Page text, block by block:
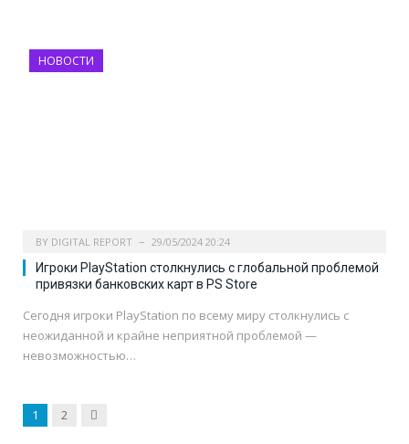
НОВОСТИ
BY DIGITAL REPORT 29/05/2024 20:24
Игроки PlayStation столкнулись с глобальной проблемой
привязки банковских карт в PS Store
Сегодня игроки PlayStation по всему миру столкнулись с
неожиданной и крайне неприятной проблемой —
невозможностью…
1 2 Next